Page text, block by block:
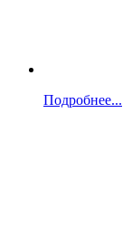
Подробнее...